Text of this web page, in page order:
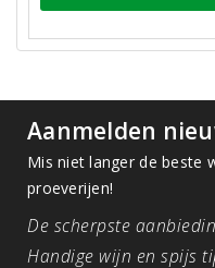
Aanmelden
Mis niet langer de beste
proeverijen!
De scherpste
Handige wijn en spijs